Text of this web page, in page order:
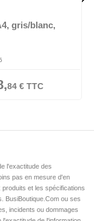
gris/blanc,
84€TTC
l'exactitude des
pas en mesure d'en
et les spécifications
BusiBoutique.Com ou ses
incidents ou dommages